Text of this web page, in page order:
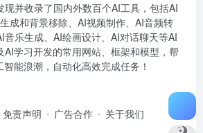
现并收录了国内外数百个AI工具，包括AI
成和背景移除、AI视频制作、AI音频转
音乐生成、AI绘画设计、AI对话聊天等AI
AI学习开发的常用网站、框架和模型，帮
能浪潮，自动化高效完成任务！
免责声明 广告合作 关于我们